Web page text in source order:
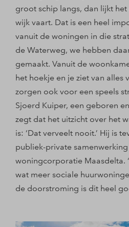
groot schip langs, dan lijkt
wijk vaart. Dat is een heel
vanuit de woningen in die
de Waterweg, we hebben
gemaakt. Vanuit de
het hoekje en je ziet van alles
zorgen ook voor een speels
Sjoerd Kuiper, een geboren
zegt dat het uitzicht over het
is: ‘Dat verveelt nooit.’ Hij is
publiek-private samenwerking
woningcorporatie Maasdelta.
wat meer sociale
de doorstroming is dit heel